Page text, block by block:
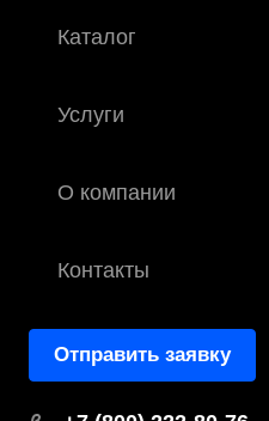
Каталог
Услуги
О компании
Контакты
Отправить заявку